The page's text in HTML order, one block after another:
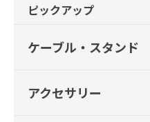
ピックアップ
ケーブル・スタンド
アクセサリー